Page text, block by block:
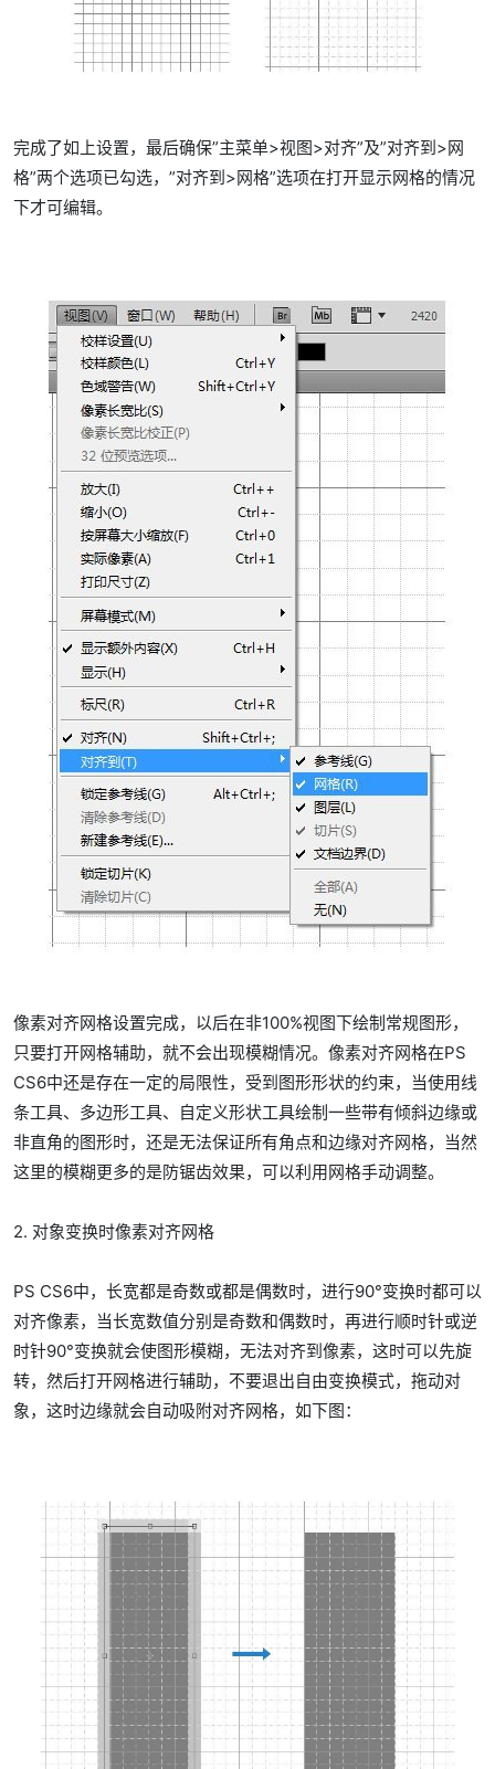
完成了如上设置，最后确保”主菜单>视图>对齐”及”对齐到>网
格”两个选项已勾选，”对齐到>网格”选项在打开显示网格的情况
下才可编辑。
像素对齐网格设置完成，以后在非100%视图下绘制常规图形，
只要打开网格辅助，就不会出现模糊情况。像素对齐网格在PS
CS6中还是存在一定的局限性，受到图形形状的约束，当使用线
条工具、多边形工具、自定义形状工具绘制一些带有倾斜边缘或
非直角的图形时，还是无法保证所有角点和边缘对齐网格，当然
这里的模糊更多的是防锯齿效果，可以利用网格手动调整。
2. 对象变换时像素对齐网格
PS CS6中，长宽都是奇数或都是偶数时，进行90°变换时都可以
对齐像素，当长宽数值分别是奇数和偶数时，再进行顺时针或逆
时针90°变换就会使图形模糊，无法对齐到像素，这时可以先旋
转，然后打开网格进行辅助，不要退出自由变换模式，拖动对
象，这时边缘就会自动吸附对齐网格，如下图：